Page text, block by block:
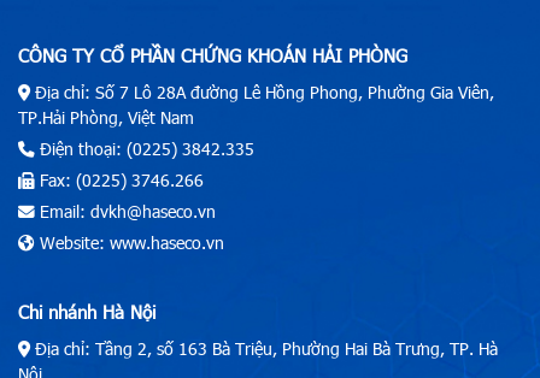
CÔNG TY CỔ PHẦN CHỨNG KHOÁN HẢI PHÒNG
Địa chỉ: Số 7 Lô 28A đường Lê Hồng Phong, Phường Gia Viên,
TP.Hải Phòng, Việt Nam
Điện thoại: (0225) 3842.335
Fax: (0225) 3746.266
Email: dvkh@haseco.vn
Website: www.haseco.vn
Chi nhánh Hà Nội
Địa chỉ: Tầng 2, số 163 Bà Triệu, Phường Hai Bà Trưng, TP. Hà